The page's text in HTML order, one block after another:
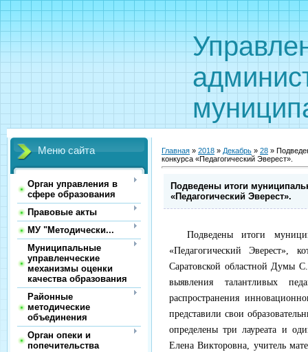
Меню сайта
Орган управления в
сфере образования
Правовые акты
МУ "Методически...
Муниципальные
управленческие
механизмы оценки
качества образования
Районные
методические
объединения
Орган опеки и
попечительства
Главная » 2018 » Декабрь » 28 »
конкурса «Педагогический Эверест».
Подведены итоги
«Педагогический Эверест».
Подведены итоги
«Педагогический Эверест»,
Саратовской областной Думы
выявления талантливых
распространения
представили свои
определены три лауреата и
Елена Викторовна, учитель